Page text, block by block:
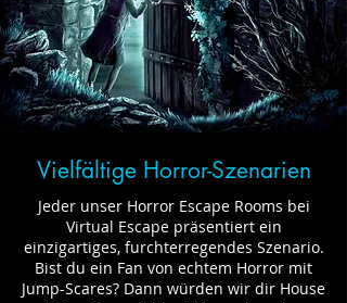
Vielfältige Horror-Szenarien
Jeder unser Horror Escape Rooms bei
Virtual Escape präsentiert ein
einzigartiges, furchterregendes Szenario.
Bist du ein Fan von echtem Horror mit
Jump-Scares? Dann würden wir dir House